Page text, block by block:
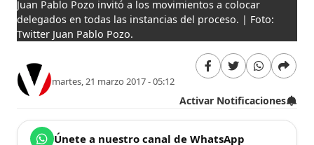
Juan Pablo Pozo invitó a los movimientos a colocar
delegados en todas las instancias del proceso. | Foto:
Twitter Juan Pablo Pozo.
martes, 21 marzo 2017 - 05:12
Activar Notificaciones
Únete a nuestro canal de WhatsApp